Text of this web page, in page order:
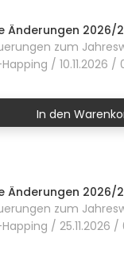
Änderungen 2026/
zum
/ 10.11.2026 /
In den
Änderungen 2026/
zum
/ 25.11.2026 /